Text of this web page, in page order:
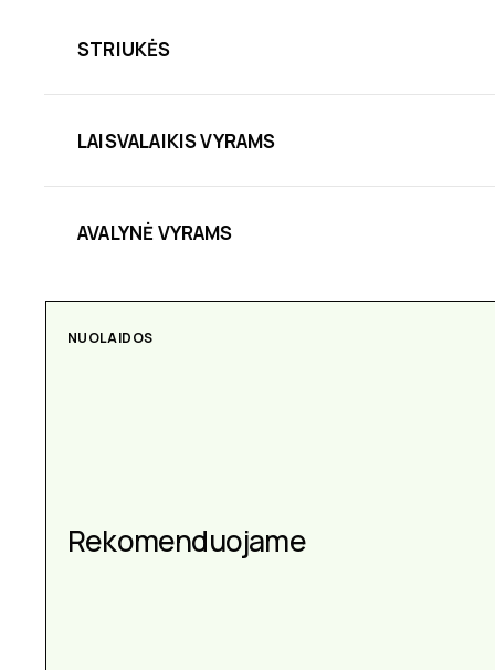
STRIUKĖS
LAISVALAIKIS VYRAMS
AVALYNĖ VYRAMS
AKSESUARAI
Aksesuarai kiekvienai
progai